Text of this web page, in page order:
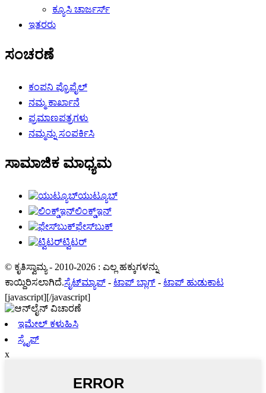
ಕ್ಯೂಸಿ ಚಾರ್ಜರ್ಸ್
ಇತರರು
ಸಂಚರಣೆ
ಕಂಪನಿ ಪ್ರೊಫೈಲ್
ನಮ್ಮ ಕಾರ್ಖಾನೆ
ಪ್ರಮಾಣಪತ್ರಗಳು
ನಮ್ಮನ್ನು ಸಂಪರ್ಕಿಸಿ
ಸಾಮಾಜಿಕ ಮಾಧ್ಯಮ
ಯುಟ್ಯೂಬ್
ಲಿಂಕ್ಡ್ಇನ್
ಫೇಸ್‌ಬುಕ್
ಟ್ವಿಟರ್
© ಕೃತಿಸ್ವಾಮ್ಯ - 2010-2026 : ಎಲ್ಲ ಹಕ್ಕುಗಳನ್ನು
ಕಾಯ್ದಿರಿಸಲಾಗಿದೆ.ಸೈಟ್‌ಮ್ಯಾಪ್ - ಟಾಪ್ ಬ್ಲಾಗ್ - ಟಾಪ್ ಹುಡುಕಾಟ
[javascript][/javascript]
ಇಮೇಲ್ ಕಳುಹಿಸಿ
ಸ್ಕೈಪ್
x